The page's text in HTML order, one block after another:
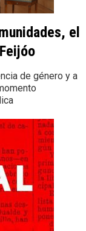
el
de género y a